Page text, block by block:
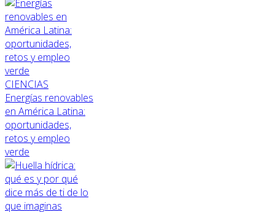
CIENCIAS
Energías renovables
en América Latina:
oportunidades,
retos y empleo
verde